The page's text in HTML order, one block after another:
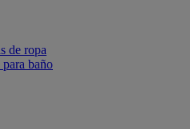
de ropa
para baño